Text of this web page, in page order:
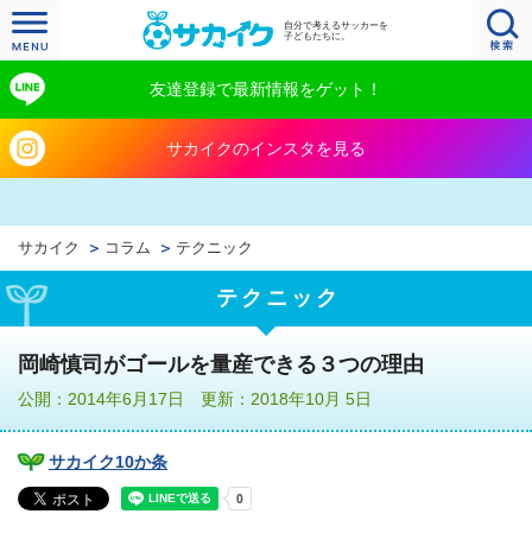
自分で考えるサッカーを
子どもたちに。
友達登録で最新情報をゲット！
サカイクのインスタを見る
サカイク コラム テクニック
テクニック
岡崎慎司がゴールを量産できる３つの理由
公開：2014年6月17日 更新：2018年10月 5日
サカイク10か条